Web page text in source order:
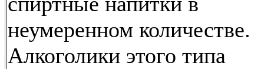
неумеренном количестве.
Алкоголики этого типа